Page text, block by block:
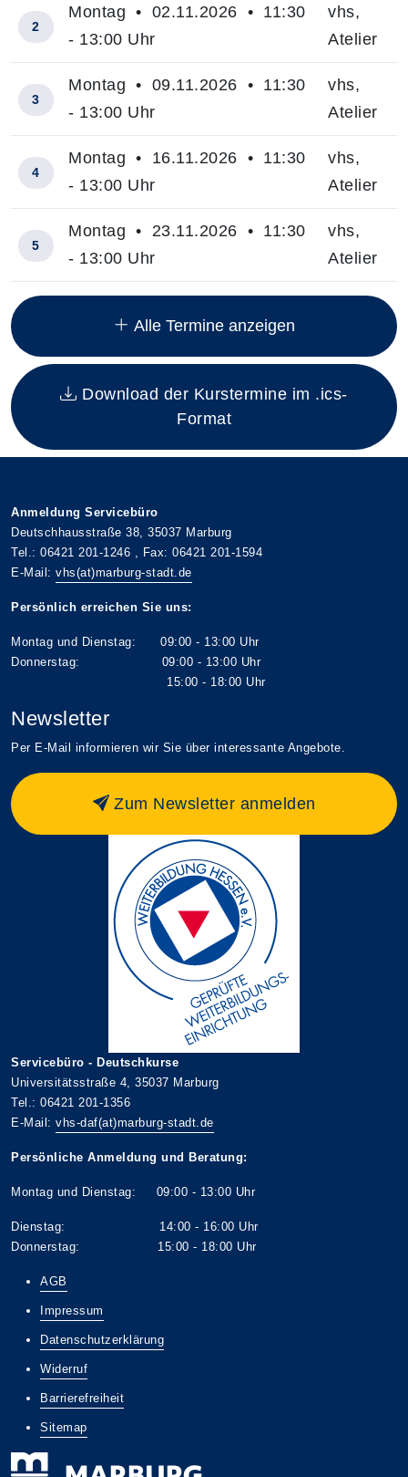
Insgesamt gibt es 8 Termine zum diesen Kurs
2
Montag • 02.11.2026 • 11:30
- 13:00 Uhr
vhs,
Atelier
3
Montag • 09.11.2026 • 11:30
- 13:00 Uhr
vhs,
Atelier
4
Montag • 16.11.2026 • 11:30
- 13:00 Uhr
vhs,
Atelier
5
Montag • 23.11.2026 • 11:30
- 13:00 Uhr
vhs,
Atelier
Alle Termine anzeigen
Download der Kurstermine im .ics-
Format
Anmeldung Servicebüro
Deutschhausstraße 38, 35037 Marburg
Tel.: 06421 201-1246 , Fax: 06421 201-1594
E-Mail: vhs(at)marburg-stadt.de
Persönlich erreichen Sie uns:
Montag und Dienstag: 09:00 - 13:00 Uhr
Donnerstag: 09:00 - 13:00 Uhr
15:00 - 18:00 Uhr
Newsletter
Per E-Mail informieren wir Sie über interessante Angebote.
Zum Newsletter anmelden
Servicebüro - Deutschkurse
Universitätsstraße 4, 35037 Marburg
Tel.: 06421 201-1356
E-Mail: vhs-daf(at)marburg-stadt.de
Persönliche Anmeldung und Beratung:
Montag und Dienstag: 09:00 - 13:00 Uhr
Dienstag: 14:00 - 16:00 Uhr
Donnerstag: 15:00 - 18:00 Uhr
AGB
Impressum
Datenschutzerklärung
Widerruf
Barrierefreiheit
Sitemap